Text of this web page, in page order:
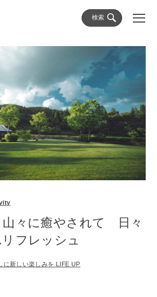
検索
山々に癒やされて 日々
フレッシュ
に新しい楽しみを LIFE UP